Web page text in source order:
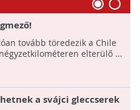
tovább töredezik a Chile
elterülő ...
a svájci gleccserek